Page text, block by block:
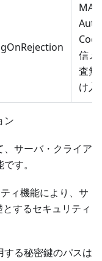
信メ
査無
け入
ン
サーバ・クライア
す。
ィ機能により、サ
するセキュリティ
る秘密鍵のパスは